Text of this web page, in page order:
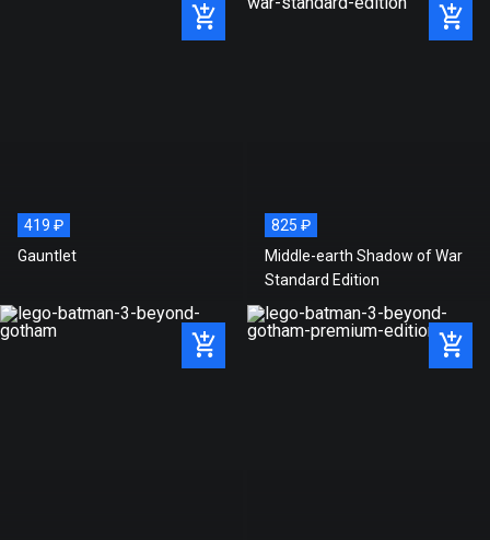
419 ₽
Gauntlet
825 ₽
Middle-earth Shadow of War
Standard Edition